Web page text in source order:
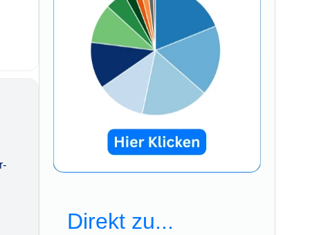
Direkt zu...